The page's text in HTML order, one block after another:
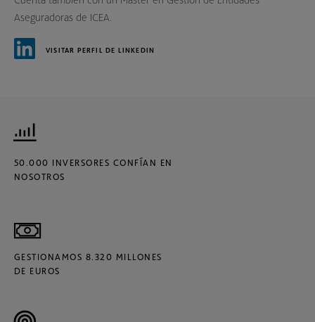
Aseguradoras de ICEA.
VISITAR PERFIL DE LINKEDIN
50.000 INVERSORES CONFÍAN EN
NOSOTROS
GESTIONAMOS 8.320 MILLONES
DE EUROS